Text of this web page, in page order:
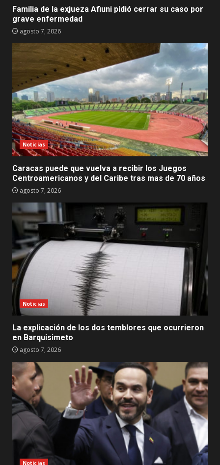
Familia de la exjueza Afiuni pidió cerrar su caso por
grave enfermedad
agosto 7, 2026
Noticias
Caracas puede que vuelva a recibir los Juegos
Centroamericanos y del Caribe tras mas de 70 años
agosto 7, 2026
Noticias
La explicación de los dos temblores que ocurrieron
en Barquisimeto
agosto 7, 2026
Noticias